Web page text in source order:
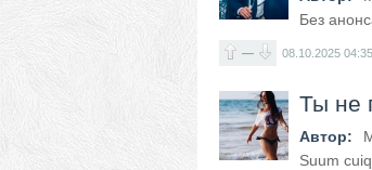
Без
— 08.10.2025 04:35
Ты не
Автор:
Suum